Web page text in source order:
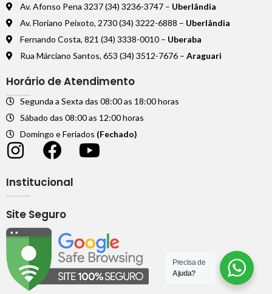
Av. Afonso Pena 3237 (34) 3236-3747 – Uberlândia
Av. Floriano Peixoto, 2730 (34) 3222-6888 – Uberlândia
Fernando Costa, 821 (34) 3338-0010 – Uberaba
Rua Márciano Santos, 653 (34) 3512-7676 – Araguari
Horário de Atendimento
Segunda a Sexta das 08:00 as 18:00 horas
Sábado das 08:00 as 12:00 horas
Domingo e Feriados (Fechado)
Institucional
Site Seguro
Precisa de
Ajuda?